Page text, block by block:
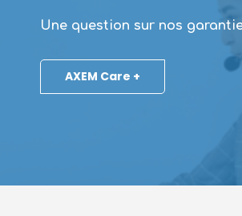
Une question sur nos
AXEM Care +